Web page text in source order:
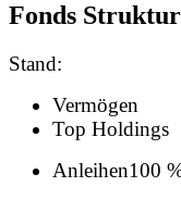
Fonds
Stand:
Vermögen
Top Holdings
Anleihen100